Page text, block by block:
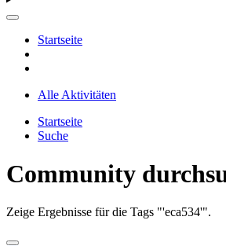
Startseite
Alle Aktivitäten
Startseite
Suche
Community
Zeige Ergebnisse für die Tags "'eca534'".